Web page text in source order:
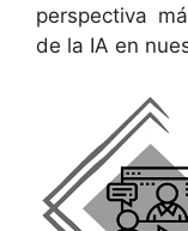
perspectiva
de la IA en